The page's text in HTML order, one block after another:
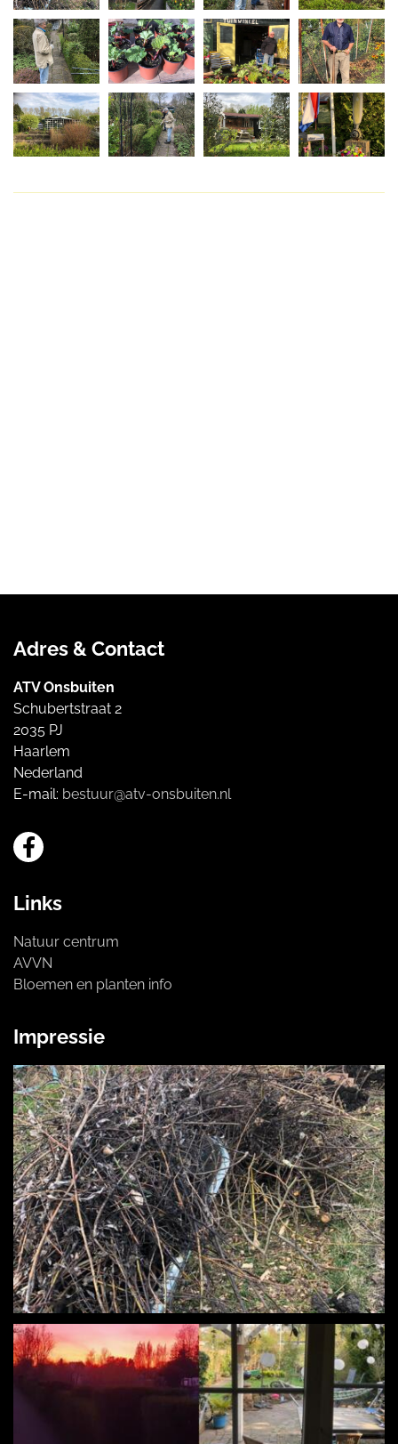
Adres & Contact
ATV Onsbuiten
Schubertstraat 2
2035 PJ
Haarlem
Nederland
E-mail: bestuur@atv-onsbuiten.nl
Links
Natuur centrum
AVVN
Bloemen en planten info
Impressie